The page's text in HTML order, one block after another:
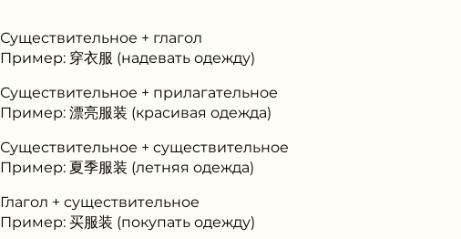
Существительное + глагол
Пример: 穿衣服 (надевать одежду)
Существительное + прилагательное
Пример: 漂亮服装 (красивая одежда)
Существительное + существительное
Пример: 夏季服装 (летняя одежда)
Глагол + существительное
Пример: 买服装 (покупать одежду)